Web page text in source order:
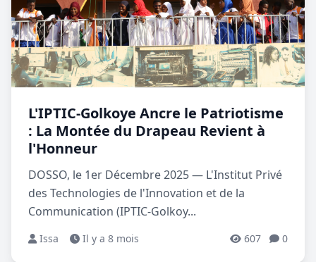
L'IPTIC-Golkoye Ancre le Patriotisme
: La Montée du Drapeau Revient à
l'Honneur
DOSSO, le 1er Décembre 2025 — L'Institut Privé
des Technologies de l'Innovation et de la
Communication (IPTIC-Golkoy...
Issa Il y a 8 mois 607 0